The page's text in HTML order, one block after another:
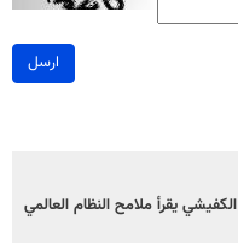
ارسل
يقرأ ملامح النظام العالمي